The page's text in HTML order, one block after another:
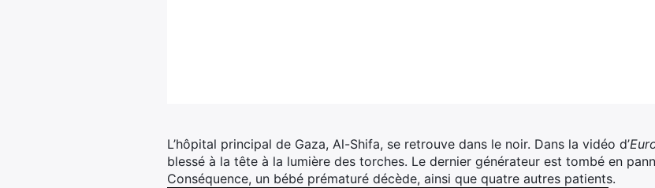
L’hôpital principal de Gaza, Al-Shifa, se retrouve dans le noir. Dans la vidéo d’
blessé à la tête à la lumière des torches. Le dernier générateur est tombé en
Conséquence, un bébé prématuré décède, ainsi que quatre autres patients.